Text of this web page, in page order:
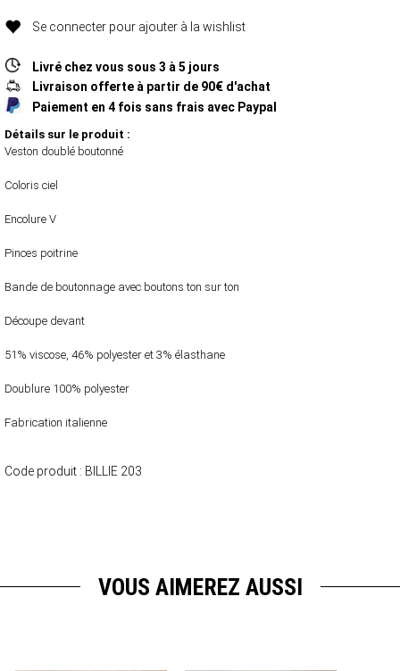
Se connecter pour ajouter à la wishlist
Livré chez vous sous 3 à 5 jours
Livraison offerte à partir de 90€ d'achat
Paiement en 4 fois sans frais avec Paypal
Détails sur le produit :
Veston doublé boutonné
Coloris ciel
Encolure V
Pinces poitrine
Bande de boutonnage avec boutons ton sur ton
Découpe devant
51% viscose, 46% polyester et 3% élasthane
Doublure 100% polyester
Fabrication italienne
Code produit : BILLIE 203
VOUS AIMEREZ AUSSI